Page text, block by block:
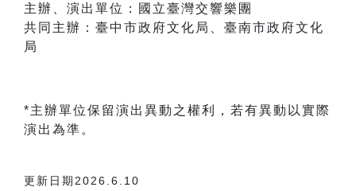
主辦、演出單位：國立臺灣交響樂團
共同主辦：臺中市政府文化局、臺南市政府文化
局
*主辦單位保留演出異動之權利，若有異動以實際
演出為準。
更新日期2026.6.10